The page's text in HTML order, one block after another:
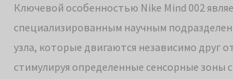
Ключевой особенностью Nike Mind 002
специализированным научным
узла, которые двигаются независимо друг
стимулируя определенные сенсорные зоны